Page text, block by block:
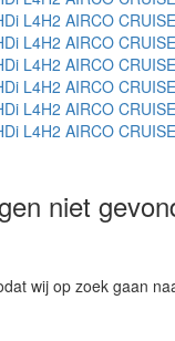
niet
wij op zoek gaan